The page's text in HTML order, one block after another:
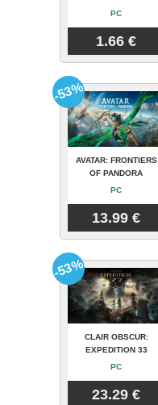
PC
1.66 €
AVATAR: FRONTIERS
OF PANDORA
PC
13.99 €
-53%
CLAIR OBSCUR:
EXPEDITION 33
PC
23.29 €
-53%